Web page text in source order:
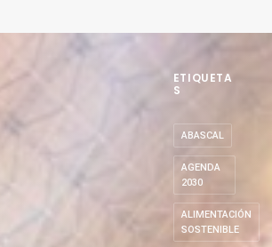
ETIQUETA
S
ABASCAL
AGENDA
2030
ALIMENTACIÓN
SOSTENIBLE